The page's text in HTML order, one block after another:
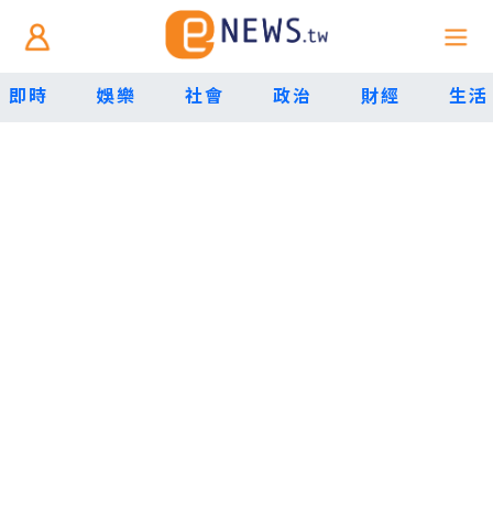
即時 娛樂 社會 政治 財經 生活